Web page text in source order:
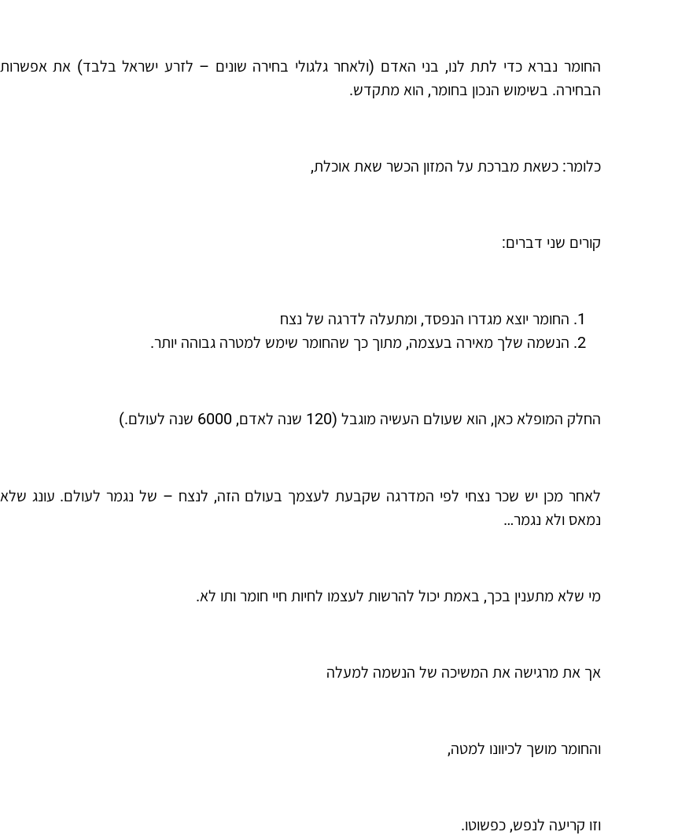
החומר נברא כדי לתת לנו, בני האדם (ולאחר גלגולי בחירה שונים – לזרע ישראל בלבד) את אפשרות
הבחירה. בשימוש הנכון בחומר, הוא מתקדש.
כלומר: כשאת מברכת על המזון הכשר שאת אוכלת,
קורים שני דברים:
החומר יוצא מגדרו הנפסד, ומתעלה לדרגה של נצח
הנשמה שלך מאירה בעצמה, מתוך כך שהחומר שימש למטרה גבוהה יותר.
החלק המופלא כאן, הוא שעולם העשיה מוגבל (120 שנה לאדם, 6000 שנה לעולם.)
לאחר מכן יש שכר נצחי לפי המדרגה שקבעת לעצמך בעולם הזה, לנצח – של נגמר לעולם. עונג שלא
נמאס ולא נגמר…
מי שלא מתענין בכך, באמת יכול להרשות לעצמו לחיות חיי חומר ותו לא.
אך את מרגישה את המשיכה של הנשמה למעלה
והחומר מושך לכיוונו למטה,
וזו קריעה לנפש, כפשוטו.